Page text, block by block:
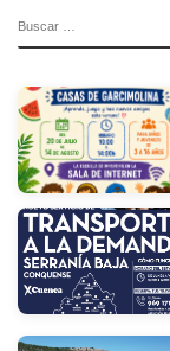
BUSCAR